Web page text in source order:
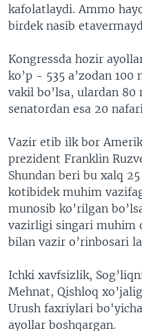
kafolatlaydi. Ammo
birdek nasib
Kongressda hozir
ko’p - 535 a’zodan
vakil bo’lsa, ulardan 80
senatordan esa 20
Vazir etib ilk bor
prezident Franklin
Shundan beri bu xalq
kotibidek muhim
munosib ko’rilgan
vazirligi singari muhim
bilan vazir o’rinbosari
Ichki xavfsizlik,
Mehnat, Qishloq
Urush faxriylari
ayollar boshqargan.